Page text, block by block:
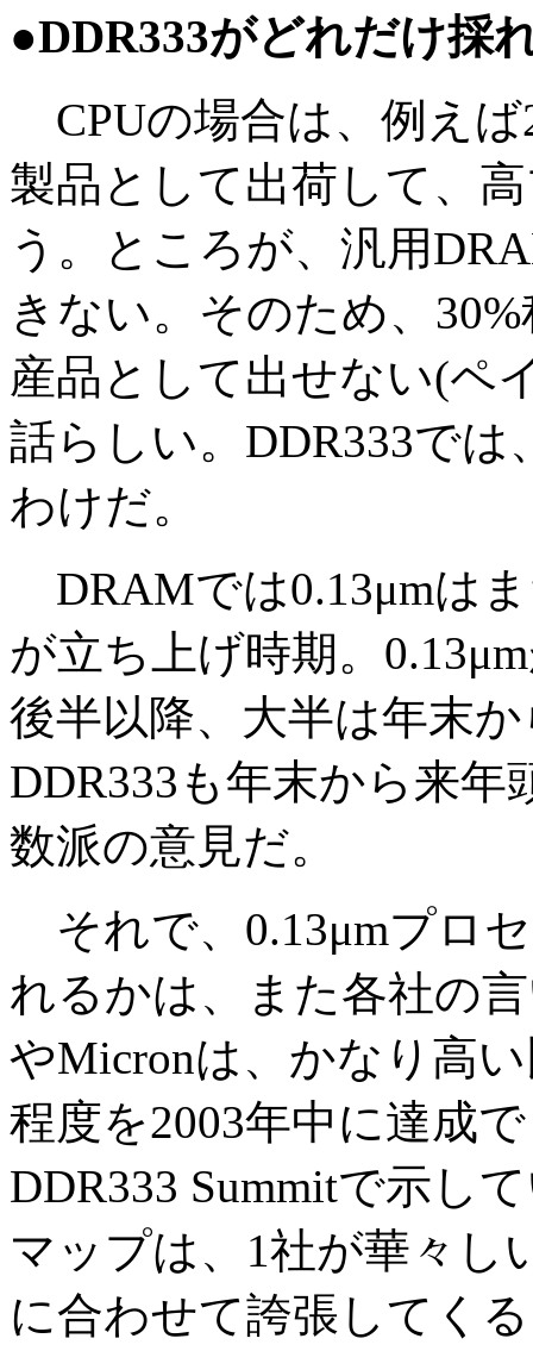
●DDR333がどれだけ採
CPUの場合は、例えば
製品として出荷して、
う。ところが、汎用
きない。そのため、
産品として出せない(ペ
話らしい。DDR333では
わけだ。
DRAMでは0.13μmは
が立ち上げ時期。
後半以降、大半は年末
DDR333も年末から来
数派の意見だ。
それで、0.13μmプロ
れるかは、また各社の
やMicronは、かなり高い
程度を2003年中に達成
DDR333 Summitで示し
マップは、1社が華々し
に合わせて誇張してく